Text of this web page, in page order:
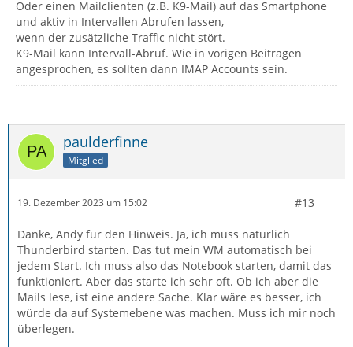
Oder einen Mailclienten (z.B. K9-Mail) auf das Smartphone
und aktiv in Intervallen Abrufen lassen,
wenn der zusätzliche Traffic nicht stört.
K9-Mail kann Intervall-Abruf. Wie in vorigen Beiträgen
angesprochen, es sollten dann IMAP Accounts sein.
paulderfinne
Mitglied
19. Dezember 2023 um 15:02 #13
Danke, Andy für den Hinweis. Ja, ich muss natürlich
Thunderbird starten. Das tut mein WM automatisch bei
jedem Start. Ich muss also das Notebook starten, damit das
funktioniert. Aber das starte ich sehr oft. Ob ich aber die
Mails lese, ist eine andere Sache. Klar wäre es besser, ich
würde da auf Systemebene was machen. Muss ich mir noch
überlegen.